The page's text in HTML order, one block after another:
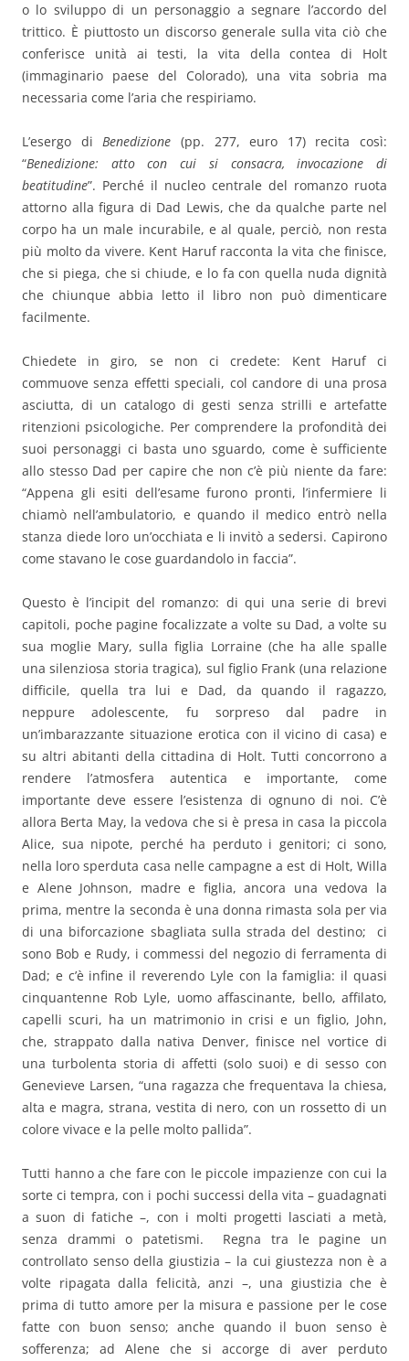
o lo sviluppo di un personaggio a segnare l’accordo del
trittico. È piuttosto un discorso generale sulla vita ciò che
conferisce unità ai testi, la vita della contea di Holt
(immaginario paese del Colorado), una vita sobria ma
necessaria come l’aria che respiriamo.
L’esergo diBenedizione (pp. 277, euro 17) recita così:
“Benedizione: atto con cui si consacra, invocazione di
beatitudine”. Perché il nucleo centrale del romanzo ruota
attorno alla figura di Dad Lewis, che da qualche parte nel
corpo ha un male incurabile, e al quale, perciò, non resta
più molto da vivere. Kent Haruf racconta la vita che finisce,
che si piega, che si chiude, e lo fa con quella nuda dignità
che chiunque abbia letto il libro non può dimenticare
facilmente.
Chiedete in giro, se non ci credete: Kent Haruf ci
commuove senza effetti speciali, col candore di una prosa
asciutta, di un catalogo di gesti senza strilli e artefatte
ritenzioni psicologiche. Per comprendere la profondità dei
suoi personaggi ci basta uno sguardo, come è sufficiente
allo stesso Dad per capire che non c’è più niente da fare:
“Appena gli esiti dell’esame furono pronti, l’infermiere li
chiamò nell’ambulatorio, e quando il medico entrò nella
stanza diede loro un’occhiata e li invitò a sedersi. Capirono
come stavano le cose guardandolo in faccia”.
Questo è l’incipit del romanzo: di qui una serie di brevi
capitoli, poche pagine focalizzate a volte su Dad, a volte su
sua moglie Mary, sulla figlia Lorraine (che ha alle spalle
una silenziosa storia tragica), sul figlio Frank (una relazione
difficile, quella tra lui e Dad, da quando il ragazzo,
neppure adolescente, fu sorpreso dal padre in
un’imbarazzante situazione erotica con il vicino di casa) e
su altri abitanti della cittadina di Holt. Tutti concorrono a
rendere l’atmosfera autentica e importante, come
importante deve essere l’esistenza di ognuno di noi. C’è
allora Berta May, la vedova che si è presa in casa la piccola
Alice, sua nipote, perché ha perduto i genitori; ci sono,
nella loro sperduta casa nelle campagne a est di Holt, Willa
e Alene Johnson, madre e figlia, ancora una vedova la
prima, mentre la seconda è una donna rimasta sola per via
di una biforcazione sbagliata sulla strada del destino; ci
sono Bob e Rudy, i commessi del negozio di ferramenta di
Dad; e c’è infine il reverendo Lyle con la famiglia: il quasi
cinquantenne Rob Lyle, uomo affascinante, bello, affilato,
capelli scuri, ha un matrimonio in crisi e un figlio, John,
che, strappato dalla nativa Denver, finisce nel vortice di
una turbolenta storia di affetti (solo suoi) e di sesso con
Genevieve Larsen, “una ragazza che frequentava la chiesa,
alta e magra, strana, vestita di nero, con un rossetto di un
colore vivace e la pelle molto pallida”.
Tutti hanno a che fare con le piccole impazienze con cui la
sorte ci tempra, con i pochi successi della vita – guadagnati
a suon di fatiche –, con i molti progetti lasciati a metà,
senza drammi o patetismi. Regna tra le pagine un
controllato senso della giustizia – la cui giustezza non è a
volte ripagata dalla felicità, anzi –, una giustizia che è
prima di tutto amore per la misura e passione per le cose
fatte con buon senso; anche quando il buon senso è
sofferenza; ad Alene che si accorge di aver perduto